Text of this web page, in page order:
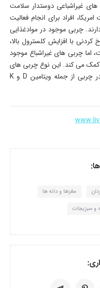
غیراشباعی دوستدار سلامت
افراد برای انجام فعالیت
چربی موجود در موادغذایی
با افزایش کلسترول بالا،
اما چربی های غیراشباع موجود
کمک می کند. این نوع چربی های
غیراشباع درجذب ویتامین های محلول در چربی از جمله ویتامین D و K
مغزها و دانه ها
و سبزیجات